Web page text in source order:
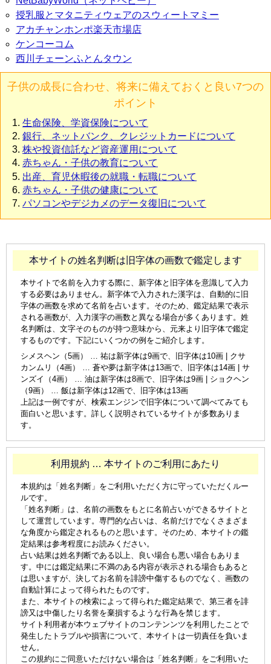
授乳服とマタニティウェアのスウィートマミー
アカチャンホンポ楽天市場店
ケンコーコム
西川チェーンふとんタウン
子供の成長に合わせ、将来に備えておくと良い7つの
ポイント
生命保険、学資保険について
銀行、ネットバンク、クレジットカードについて
株や投資信託など資産運用について
赤ちゃん・子供の教育について
出産、育児休暇後の就職・転職について
赤ちゃん・子供の健康について
パソコンやデジカメのデータ復旧について
本サイトの姓名判断は旧字体の画数で鑑定します
本サイトで名前を入力する際に、新字体と旧字体を意識して入力
する必要はありません。新字体で入力された漢字は、自動的に旧
字体の画数を求めて名前を占います。そのため、鑑定結果で表示
される画数が、入力漢字の画数と異なる場合が多くあります。姓
名判断は、文字そのものが持つ意味から、元来より旧字体で鑑定
するものです。下記にいくつかの例をご紹介します。
シメスヘン（5画） … 祐は新字体は9画で、旧字体は10画 | クサ
カンムリ（4画） … 蒼や夢は新字体は13画で、旧字体は14画 | サ
ンズイ（4画） … 油は新字体は8画で、旧字体は9画 | ショクヘン
（9画） … 飯は新字体は12画で、旧字体は13画
上記は一例ですが、検索エンジンで旧字体について調べてみても
面白いと思います。詳しく説明されているサイトが多数ありま
す。
利用規約 … 本サイトのご利用にあたり
本規約は「姓名判断」をご利用いただく方に守っていただくルー
ルです。
「姓名判断」は、名前の画数をもとに名前占いができるサイトと
して運営しています。専門的な占いは、名前だけでなくさまざま
な角度から鑑定されるものと思います。そのため、本サイトの鑑
定結果は参考程度にお読みください。
占い結果は姓名判断である以上、良い場合も悪い場合もありま
す。中には鑑定結果に不満のある内容が表示される場合もあると
は思いますが、決してお名前を誹謗中傷するものでなく、画数の
自動計算によって得られたものです。
また、本サイトの検索によって得られた鑑定結果で、第三者を誹
謗又は中傷したり名誉を棄損するような行為を禁じます。
サイト利用者が本ウェブサイトのコンテンンツを利用したことで
発生したトラブルや損害について、本サイトは一切責任を負いま
せん。
この規約にご同意いただけない場合は「姓名判断」をご利用いた